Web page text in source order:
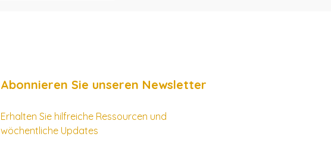
Abonnieren Sie unseren Newsletter
Erhalten Sie hilfreiche Ressourcen und
wöchentliche Updates